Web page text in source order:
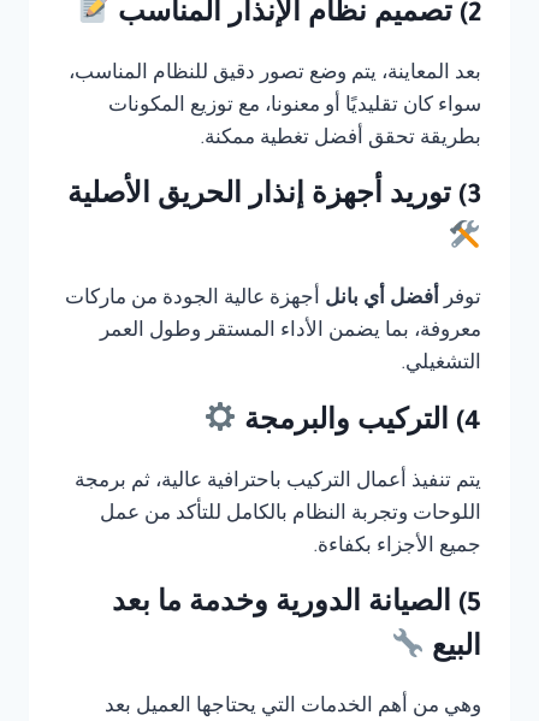
2) تصميم نظام الإنذار المناسب
بعد المعاينة، يتم وضع تصور دقيق للنظام المناسب،
سواء كان تقليديًا أو معنونا، مع توزيع المكونات
بطريقة تحقق أفضل تغطية ممكنة.
3) توريد أجهزة إنذار الحريق الأصلية
توفر أفضل أي بانل أجهزة عالية الجودة من ماركات
معروفة، بما يضمن الأداء المستقر وطول العمر
التشغيلي.
4) التركيب والبرمجة
يتم تنفيذ أعمال التركيب باحترافية عالية، ثم برمجة
اللوحات وتجربة النظام بالكامل للتأكد من عمل
جميع الأجزاء بكفاءة.
5) الصيانة الدورية وخدمة ما بعد
البيع
وهي من أهم الخدمات التي يحتاجها العميل بعد